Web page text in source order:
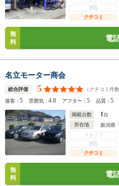
買取
クチコミ
無
料
電
名立モーター商会
総合評価 5 （クチコミ件数
接客：5 雰囲気：4.8 アフター：5 品質：5
掲載台数 1台
所在地
新潟県
スタッフ
買取
クチコミ
無
料
電